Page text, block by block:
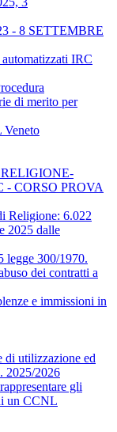
- 8 SETTEMBRE
IRC
di merito per
CORSO PROVA
Religione: 6.022
2025 dalle
legge 300/1970.
dei contratti a
e immissioni in
di utilizzazione ed
2025/2026
gli
un CCNL